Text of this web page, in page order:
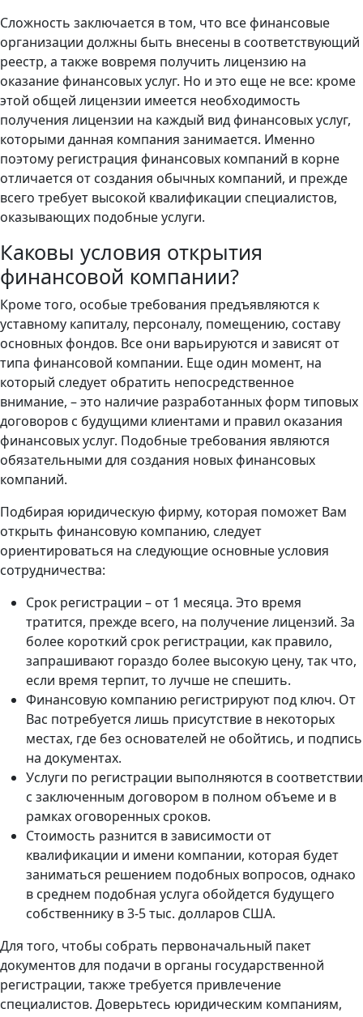
Сложность заключается в том, что все финансовые
организации должны быть внесены в соответствующий
реестр, а также вовремя получить лицензию на
оказание финансовых услуг. Но и это еще не все: кроме
этой общей лицензии имеется необходимость
получения лицензии на каждый вид финансовых услуг,
которыми данная компания занимается. Именно
поэтому регистрация финансовых компаний в корне
отличается от создания обычных компаний, и прежде
всего требует высокой квалификации специалистов,
оказывающих подобные услуги.
Каковы условия открытия
финансовой компании?
Кроме того, особые требования предъявляются к
уставному капиталу, персоналу, помещению, составу
основных фондов. Все они варьируются и зависят от
типа финансовой компании. Еще один момент, на
который следует обратить непосредственное
внимание, – это наличие разработанных форм типовых
договоров с будущими клиентами и правил оказания
финансовых услуг. Подобные требования являются
обязательными для создания новых финансовых
компаний.
Подбирая юридическую фирму, которая поможет Вам
открыть финансовую компанию, следует
ориентироваться на следующие основные условия
сотрудничества:
Срок регистрации – от 1 месяца. Это время
тратится, прежде всего, на получение лицензий. За
более короткий срок регистрации, как правило,
запрашивают гораздо более высокую цену, так что,
если время терпит, то лучше не спешить.
Финансовую компанию регистрируют под ключ. От
Вас потребуется лишь присутствие в некоторых
местах, где без основателей не обойтись, и подпись
на документах.
Услуги по регистрации выполняются в соответствии
с заключенным договором в полном объеме и в
рамках оговоренных сроков.
Стоимость разнится в зависимости от
квалификации и имени компании, которая будет
заниматься решением подобных вопросов, однако
в среднем подобная услуга обойдется будущего
собственнику в 3-5 тыс. долларов США.
Для того, чтобы собрать первоначальный пакет
документов для подачи в органы государственной
регистрации, также требуется привлечение
специалистов. Доверьтесь юридическим компаниям,